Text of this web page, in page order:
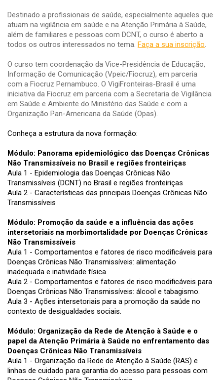
Destinado a profissionais de saúde, especialmente aqueles que
atuam na vigilância em saúde e na Atenção Primária à Saúde,
além de familiares e pessoas com DCNT, o curso é aberto a
todos os outros interessados no tema. Faça a sua inscrição.
O curso tem coordenação da Vice-Presidência de Educação,
Informação de Comunicação (Vpeic/Fiocruz), em parceria
com a Fiocruz Pernambuco. O VigiFronteiras-Brasil é uma
iniciativa da Fiocruz em parceria com a Secretaria de Vigilância
em Saúde e Ambiente do Ministério das Saúde e com a
Organização Pan-Americana da Saúde (Opas).
Conheça a estrutura da nova formação:
Módulo: Panorama epidemiológico das Doenças Crônicas
Não Transmissíveis no Brasil e regiões fronteiriças
Aula 1 - Epidemiologia das Doenças Crônicas Não
Transmissíveis (DCNT) no Brasil e regiões fronteiriças
Aula 2 - Características das principais Doenças Crônicas Não
Transmissíveis
Módulo: Promoção da saúde e a influência das ações
intersetoriais na morbimortalidade por Doenças Crônicas
Não Transmissíveis
Aula 1 - Comportamentos e fatores de risco modificáveis para
Doenças Crônicas Não Transmissíveis: alimentação
inadequada e inatividade física.
Aula 2 - Comportamentos e fatores de risco modificáveis para
Doenças Crônicas Não Transmissíveis: álcool e tabagismo.
Aula 3 - Ações intersetoriais para a promoção da saúde no
contexto de desigualdades sociais.
Módulo: Organização da Rede de Atenção à Saúde e o
papel da Atenção Primária à Saúde no enfrentamento das
Doenças Crônicas Não Transmissíveis
Aula 1 - Organização da Rede de Atenção à Saúde (RAS) e
linhas de cuidado para garantia do acesso para pessoas com